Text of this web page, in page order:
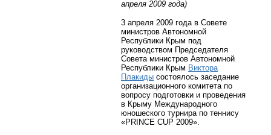
апреля 2009 года)
3 апреля 2009 года в Совете
министров Автономной
Республики Крым под
руководством Председателя
Совета министров Автономной
Республики Крым Виктора
Плакиды состоялось заседание
организационного комитета по
вопросу подготовки и проведения
в Крыму Международного
юношеского турнира по теннису
«PRINCE CUP 2009».